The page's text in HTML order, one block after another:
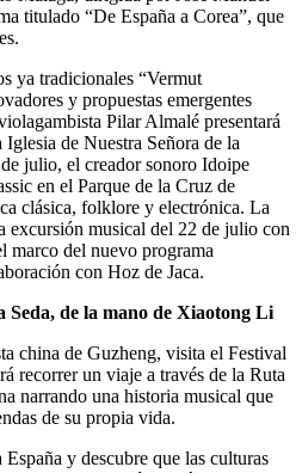
titulado “De España a Corea”, que
ya tradicionales “Vermut
y propuestas emergentes
Pilar Almalé presentará
de Nuestra Señora de la
julio, el creador sonoro Idoipe
en el Parque de la Cruz de
clásica, folklore y electrónica. La
excursión musical del 22 de julio con
marco del nuevo programa
con Hoz de Jaca.
de la mano de Xiaotong Li
china de Guzheng, visita el Festival
recorrer un viaje a través de la Ruta
narrando una historia musical que
de su propia vida.
y descubre que las culturas